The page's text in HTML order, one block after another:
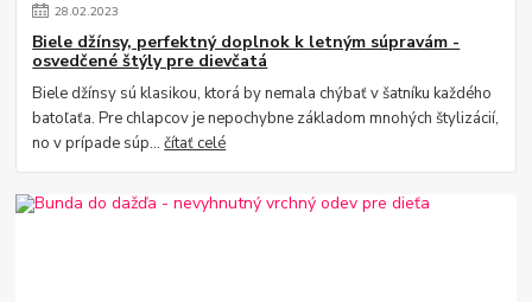
28.02.2023
Biele džínsy, perfektný doplnok k letným súpravám -
osvedčené štýly pre dievčatá
Biele džínsy sú klasikou, ktorá by nemala chýbať v šatníku každého
batoľaťa. Pre chlapcov je nepochybne základom mnohých štylizácií,
no v prípade súp...čítať celé